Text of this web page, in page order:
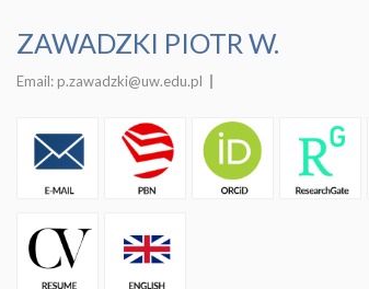
ZAWADZKI PIOTR W.
Email: p.zawadzki@uw.edu.pl